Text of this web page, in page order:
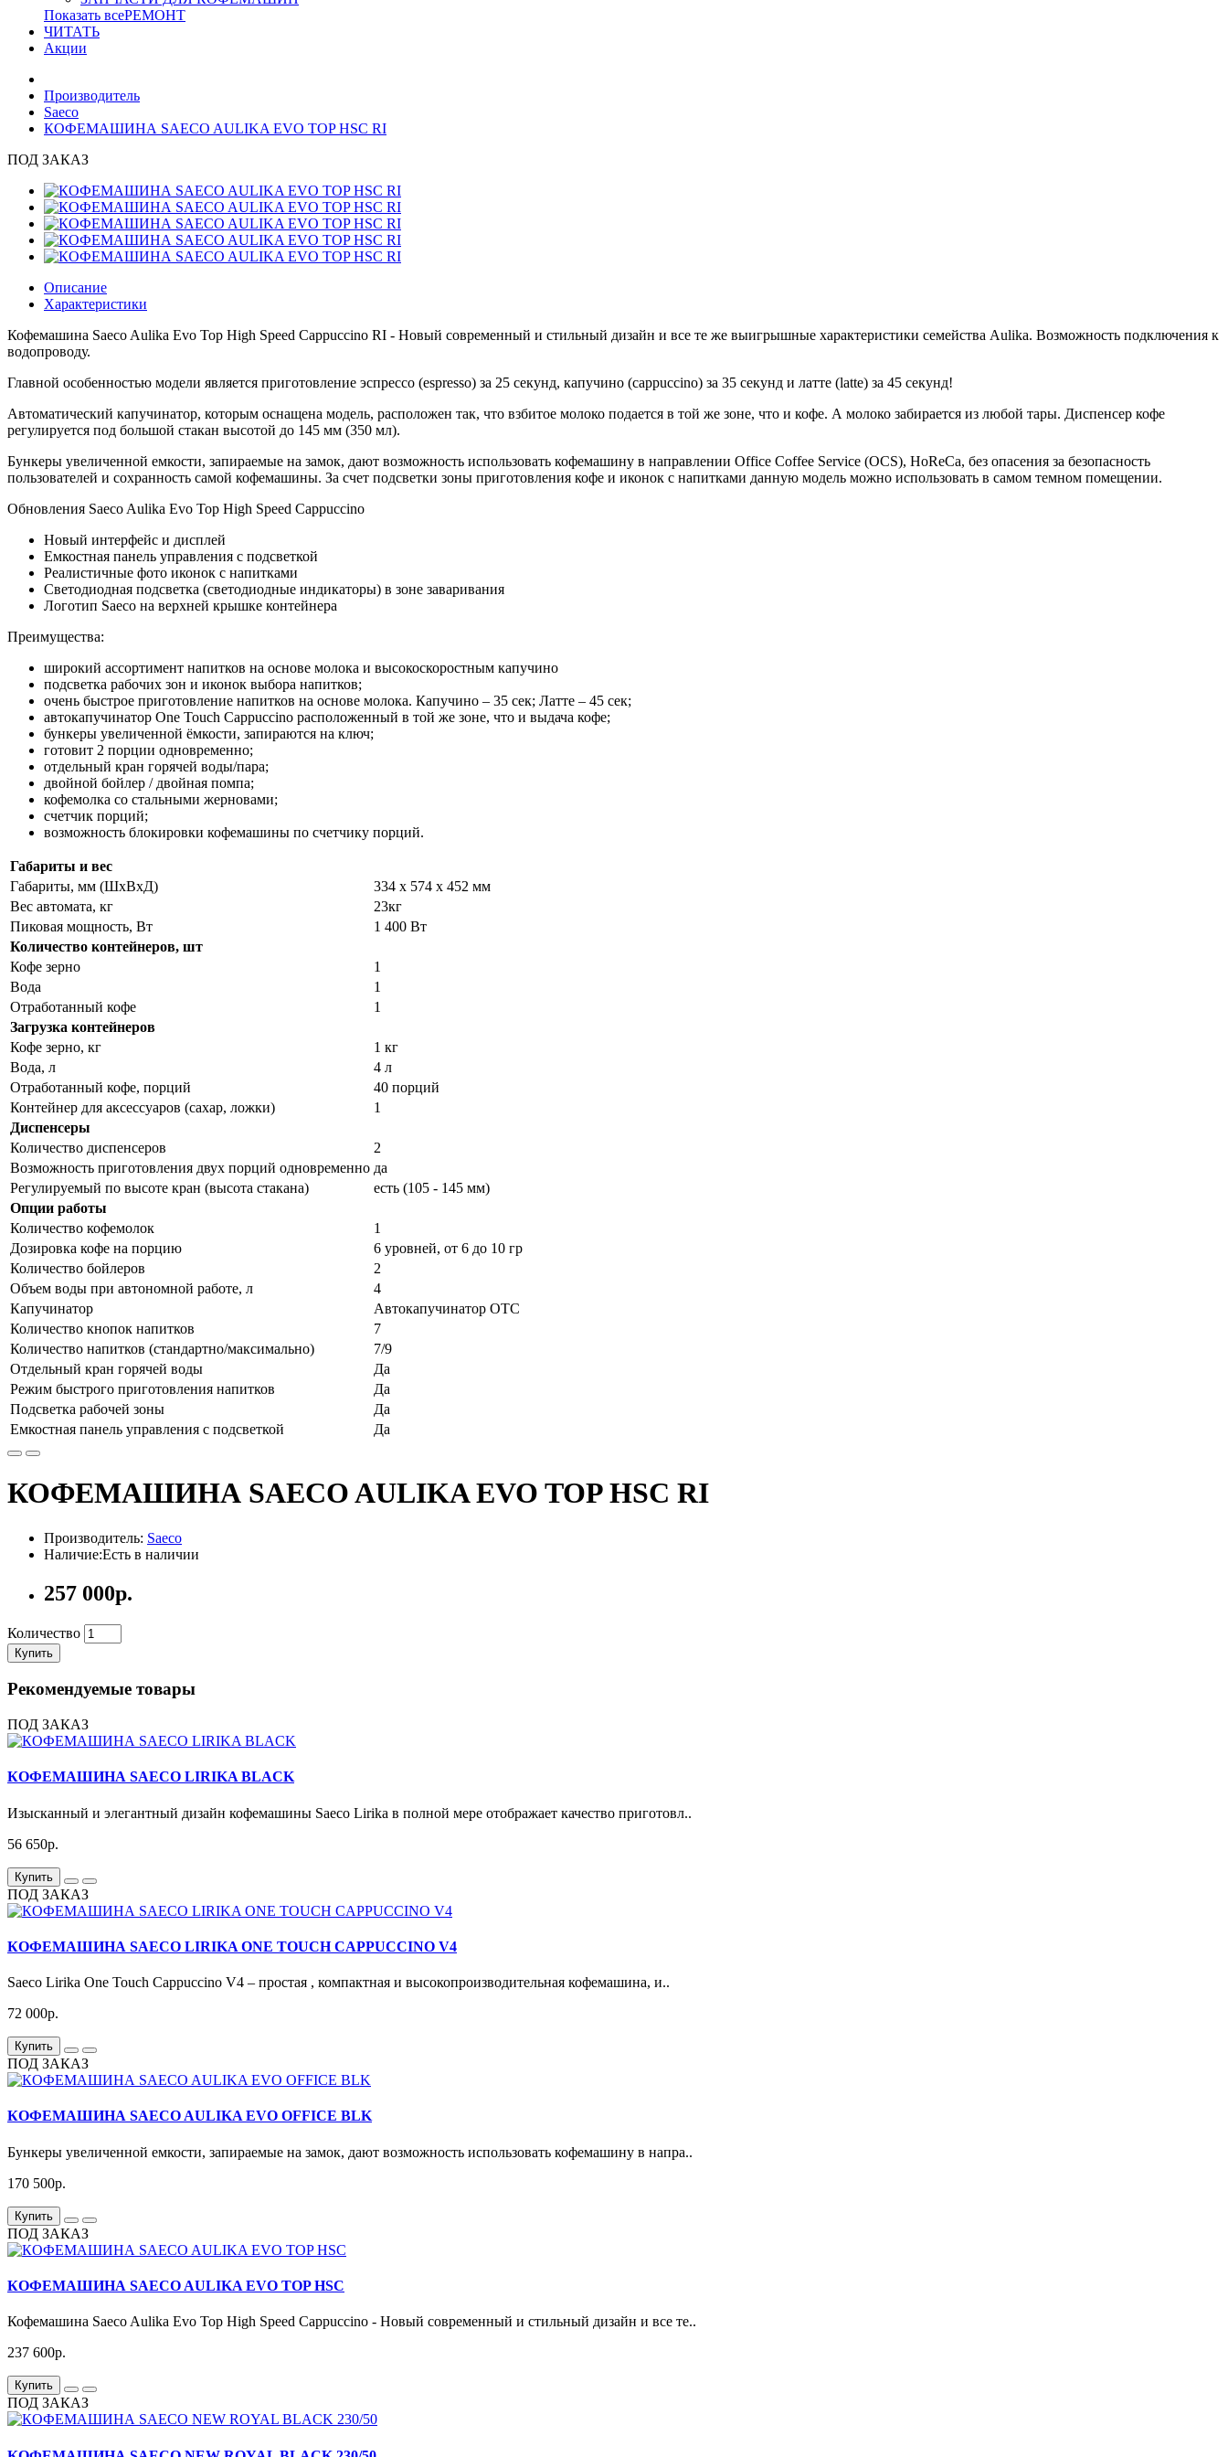
Показать всеРЕМОНТ
ЧИТАТЬ
Акции
Производитель
Saeco
КОФЕМАШИНА SAECO AULIKA EVO TOP HSC RI
ПОД ЗАКАЗ
Описание
Характеристики
Кофемашина Saeco Aulika Evo Top High Speed Cappuccino RI - Новый современный и стильный дизайн и все те же выигрышные характеристики семейства Aulika. Возможность подключения к
водопроводу.
Главной особенностью модели является приготовление эспрессо (espresso) за 25 секунд, капучино (cappuccino) за 35 секунд и латте (latte) за 45 секунд!
Автоматический капучинатор, которым оснащена модель, расположен так, что взбитое молоко подается в той же зоне, что и кофе. А молоко забирается из любой тары. Диспенсер кофе
регулируется под большой стакан высотой до 145 мм (350 мл).
Бункеры увеличенной емкости, запираемые на замок, дают возможность использовать кофемашину в направлении Office Coffee Service (OCS), HoReСa, без опасения за безопасность
пользователей и сохранность самой кофемашины. За счет подсветки зоны приготовления кофе и иконок с напитками данную модель можно использовать в самом темном помещении.
Обновления Saeco Aulika Evo Top High Speed Cappuccino
Новый интерфейс и дисплей
Емкостная панель управления с подсветкой
Реалистичные фото иконок с напитками
Светодиодная подсветка (светодиодные индикаторы) в зоне заваривания
Логотип Saeco на верхней крышке контейнера
Преимущества:
широкий ассортимент напитков на основе молока и высокоскоростным капучино
подсветка рабочих зон и иконок выбора напитков;
очень быстрое приготовление напитков на основе молока. Капучино – 35 сек; Латте – 45 сек;
автокапучинатор One Touch Cappuccino расположенный в той же зоне, что и выдача кофе;
бункеры увеличенной ёмкости, запираются на ключ;
готовит 2 порции одновременно;
отдельный кран горячей воды/пара;
двойной бойлер / двойная помпа;
кофемолка со стальными жерновами;
счетчик порций;
возможность блокировки кофемашины по счетчику порций.
Габариты и вес
Габариты, мм (ШхВхД)
334 х 574 х 452 мм
Вес автомата, кг
23кг
Пиковая мощность, Вт
1 400 Вт
Количество контейнеров, шт
Кофе зерно
1
Вода
1
Отработанный кофе
1
Загрузка контейнеров
Кофе зерно, кг
1 кг
Вода, л
4 л
Отработанный кофе, порций
40 порций
Контейнер для аксессуаров (сахар, ложки)
1
Диспенсеры
Количество диспенсеров
2
Возможность приготовления двух порций одновременно да
Регулируемый по высоте кран (высота стакана)
есть (105 - 145 мм)
Опции работы
Количество кофемолок
1
Дозировка кофе на порцию
6 уровней, от 6 до 10 гр
Количество бойлеров
2
Объем воды при автономной работе, л
4
Капучинатор
Автокапучинатор OTC
Количество кнопок напитков
7
Количество напитков (стандартно/максимально)
7/9
Отдельный кран горячей воды
Да
Режим быстрого приготовления напитков
Да
Подсветка рабочей зоны
Да
Емкостная панель управления с подсветкой
Да
КОФЕМАШИНА SAECO AULIKA EVO TOP HSC RI
Производитель: Saeco
Наличие:Есть в наличии
257 000р.
Количество
Купить
Рекомендуемые товары
ПОД ЗАКАЗ
КОФЕМАШИНА SAECO LIRIKA BLACK
Изысканный и элегантный дизайн кофемашины Saeco Lirika в полной мере отображает качество приготовл..
56 650р.
Купить
ПОД ЗАКАЗ
КОФЕМАШИНА SAECO LIRIKA ONE TOUCH CAPPUCCINO V4
Saeco Lirika One Touch Cappuccino V4 – простая , компактная и высокопроизводительная кофемашина, и..
72 000р.
Купить
ПОД ЗАКАЗ
КОФЕМАШИНА SAECO AULIKA EVO OFFICE BLK
Бункеры увеличенной емкости, запираемые на замок, дают возможность использовать кофемашину в напра..
170 500р.
Купить
ПОД ЗАКАЗ
КОФЕМАШИНА SAECO AULIKA EVO TOP HSC
Кофемашина Saeco Aulika Evo Top High Speed Cappuccino - Новый современный и стильный дизайн и все те..
237 600р.
Купить
ПОД ЗАКАЗ